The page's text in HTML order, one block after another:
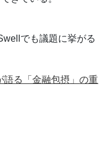
でも議題に挙がる
語る「金融包摂」の重